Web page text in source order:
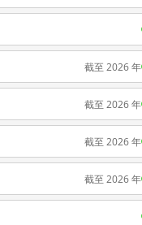
截至 2026 年
截至 2026 年
截至 2026 年
截至 2026 年